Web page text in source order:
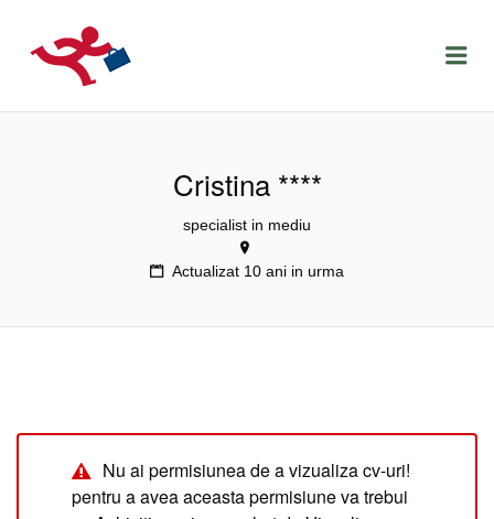
LOCURIDEMUNCACLUJ.NET
Cristina ****
specialist in mediu
Actualizat 10 ani in urma
Nu ai permisiunea de a vizualiza cv-uri!
pentru a avea aceasta permisiune va trebui